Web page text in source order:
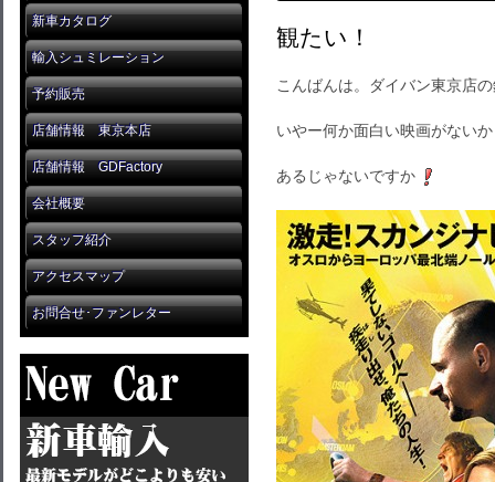
新車カタログ
輸入シュミレーション
予約販売
店舗情報 東京本店
店舗情報 GDFactory
会社概要
スタッフ紹介
アクセスマップ
お問合せ･ファンレター
観たい！
こんばんは。ダイバン東京店
いやー何か面白い映画がない
あるじゃないですか